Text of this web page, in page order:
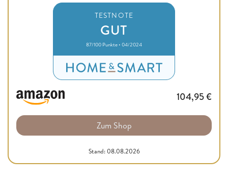
TESTNOTE
GUT
87/100 Punkte • 04/2024
104,95€
Zum Shop
Stand: 08.08.2026